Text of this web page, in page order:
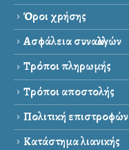
Όροι χρήσης
Ασφάλεια συναλλαγών
Τρόποι πληρωμής
Τρόποι αποστολής
Πολιτική επιστροφών
Κατάστημα λιανικής